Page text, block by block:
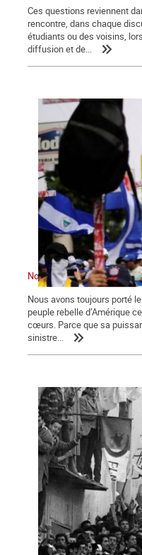
Ces questions reviennent
rencontre, dans chaque
étudiants ou des voisins,
diffusion et de...
Nous ne sommes pas
Nous avons toujours porté
peuple rebelle d’Amérique
cœurs. Parce que sa
sinistre...